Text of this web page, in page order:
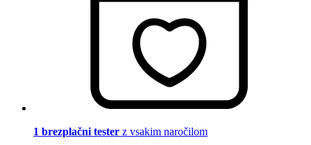
1 brezplačni tester z vsakim naročilom